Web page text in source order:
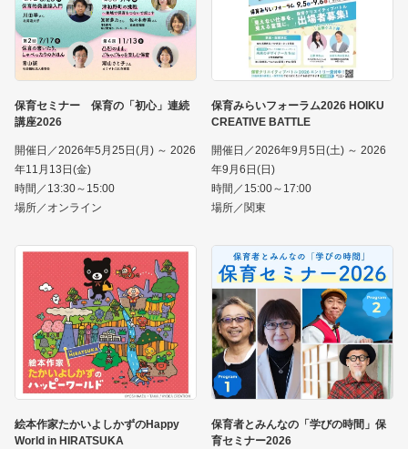
保育セミナー 保育の「初心」連続
講座2026
開催日／2026年5月25日(月) ～ 2026
年11月13日(金)
時間／13:30～15:00
場所／オンライン
保育みらいフォーラム2026 HOIKU
CREATIVE BATTLE
開催日／2026年9月5日(土) ～ 2026
年9月6日(日)
時間／15:00～17:00
場所／関東
絵本作家たかいよしかずのHappy
World in HIRATSUKA
保育者とみんなの「学びの時間」保
育セミナー2026